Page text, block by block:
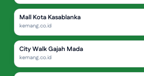
Mall Kota Kasablanka
kemang.co.id
City Walk Gajah Mada
kemang.co.id